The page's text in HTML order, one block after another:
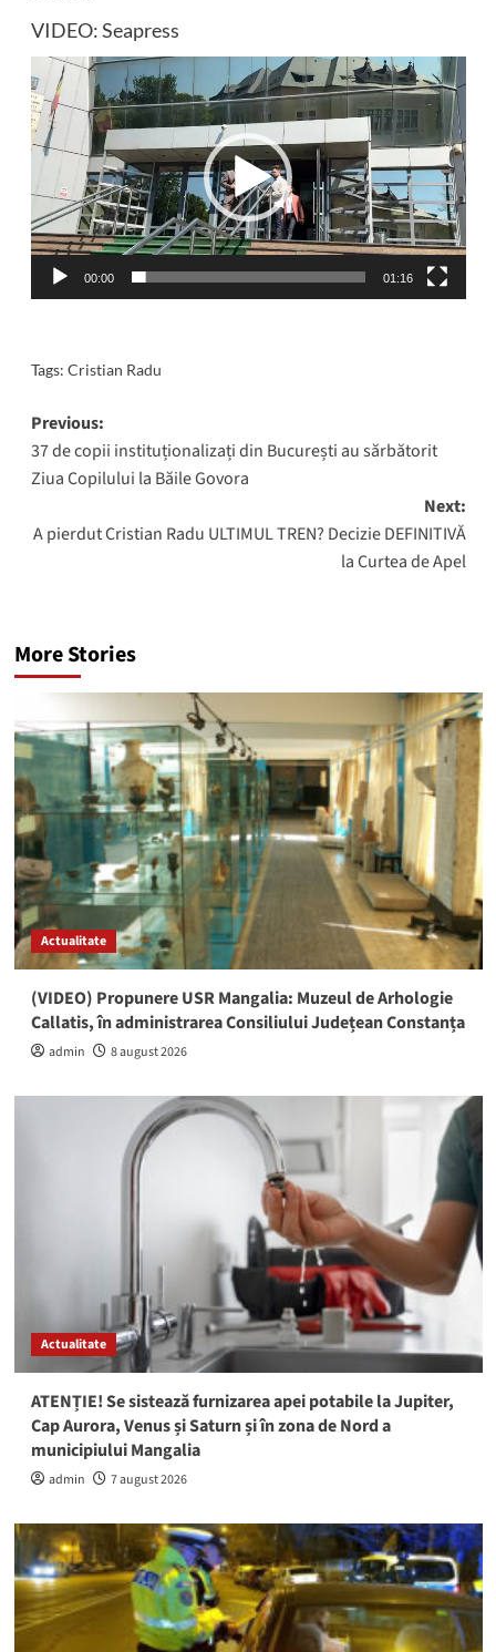
VIDEO: Seapress
Player
video
00:00 01:16
Tags: Cristian Radu
Post
navigation
Previous:
37 de copii instituționalizați din București au sărbătorit
Ziua Copilului la Băile Govora
Next:
A pierdut Cristian Radu ULTIMUL TREN? Decizie DEFINITIVĂ
la Curtea de Apel
More Stories
Actualitate
(VIDEO) Propunere USR Mangalia: Muzeul de Arhologie
Callatis, în administrarea Consiliului Județean Constanța
admin 8 august 2026
Actualitate
ATENȚIE! Se sistează furnizarea apei potabile la Jupiter,
Cap Aurora, Venus și Saturn și în zona de Nord a
municipiului Mangalia
admin 7 august 2026